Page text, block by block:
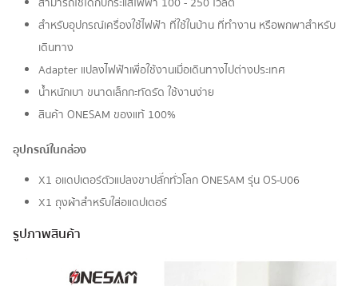
สำหรับอุปกรณ์เครื่องใช้ไฟฟ้า ที่ใช้ในบ้าน ที่ทำงาน หรือพกพาสำหรับ
เดินทาง
Adapter แปลงไฟฟ้าเพื่อใช้งานเมื่อเดินทางไปต่างประเทศ
น้ำหนักเบา ขนาดเล็กกะทัดรัด ใช้งานง่าย
สินค้า ONESAM ของแท้ 100%
อุปกรณ์ในกล่อง
X1 อแดปเตอร์ตัวแปลงขาปลั๊กทั่วโลก ONESAM รุ่น OS-U06
X1 ถุงผ้าสำหรับใส่อแดปเตอร์
รูปภาพสินค้า